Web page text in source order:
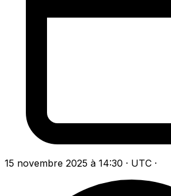
15 novembre 2025 à 14:30 · UTC ·